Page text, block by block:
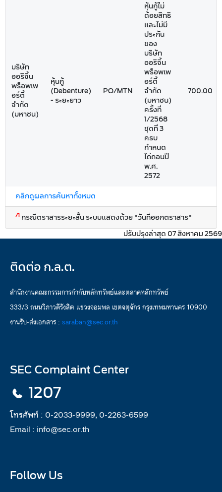
บริษัท
ออริจิ้น
พร็อพเพ
อร์ตี้
จำกัด
(มหาชน)
หุ้นกู้
(Debenture)
- ระยะยาว
PO/MTN
หุ้นกู้ไม่
ด้อยสิทธิ
และไม่มี
ประกัน
ของ
บริษัท
ออริจิ้น
พร็อพเพ
อร์ตี้
จำกัด
(มหาชน)
ครั้งที่
1/2568
ชุดที่ 3
ครบ
กำหนด
ไถ่ถอนปี
พ.ศ.
2572
700.00
คลิกดูผลการค้นหาทั้งหมด
/1 กรณีตราสารระยะสั้น ระบบแสดงด้วย "วันที่ออกตราสาร"
ปรับปรุงล่าสุด 07 สิงหาคม 2569
ติดต่อ ก.ล.ต.
สำนักงานคณะกรรมการกำกับหลักทรัพย์และตลาดหลักทรัพย์
333/3 ถนนวิภาวดีรังสิต แขวงจอมพล เขตจตุจักร กรุงเทพมหานคร 10900
งานรับ-ส่งเอกสาร : saraban@sec.or.th
SEC Complaint Center
1207
โทรศัพท์ : 0-2033-9999, 0-2263-6599
Email : info@sec.or.th
Follow Us